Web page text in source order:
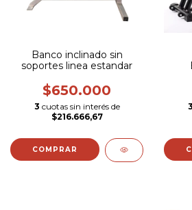
Banco inclinado sin
soportes linea estandar
$650.000
3 cuotas sin interés de
$216.666,67
3